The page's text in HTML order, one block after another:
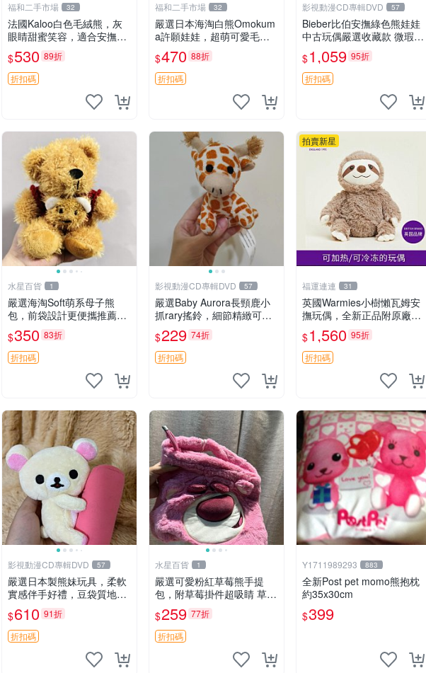
福和二手市場 32
法國Kaloo白色毛絨熊，灰
眼睛甜蜜笑容，適合安撫逗
趣可愛，柔軟面料手感佳。
14 白色安撫熊 毛絨玩具 寶
寶逗樂具
$530 89折
折扣碼
福和二手市場 32
嚴選日本海淘白熊Omokum
a許願娃娃，超萌可愛毛絨
公仔推薦收藏 白熊 Omoku
ma 毛絨玩具 偽裝娃娃 玩具
擺飾
$470 88折
折扣碼
影視動漫CD專輯DVD 57
Bieber比伯安撫綠色熊娃娃
中古玩偶嚴選收藏款 微瑕輕
度使用 Bieber綠熊娃娃 中
古玩偶 微瑕
$1,059 95折
折扣碼
水星百貨 1
嚴選海淘Soft萌系母子熊
包，前袋設計更便攜推薦收
藏 母子熊 軟綿綿 包包
$350 83折
折扣碼
影視動漫CD專輯DVD 57
嚴選Baby Aurora長頸鹿小
抓rary搖鈴，細節精緻可聆
聽清脆鈴音 軟萌可愛 定制
紀念 金屬搖鈴 新手媽咪推
薦 長頸鹿 抓rary 搖鈴
$229 74折
折扣碼
拍賣新星
福運連連 31
英國Warmies小樹懶瓦姆安
撫玩偶，全新正品附原廠吊
牌與防塵袋，內藏薰衣草可
加熱，適合各個年齡層，冷
暖兩用享受抱抱樂趣，不容
錯過嚴選好物 溫暖 冷感
$1,560 95折
折扣碼
影視動漫CD專輯DVD 57
嚴選日本製熊妹玩具，柔軟
實感伴手好禮，豆袋質地手
感佳，抱枕小熊 recom 推薦
白色豆袋 玩具
$610 91折
折扣碼
水星百貨 1
嚴選可愛粉紅草莓熊手提
包，附草莓掛件超吸睛 草莓
熊手提包 草莓掛件 可愛port
unese
$259 77折
折扣碼
Y1711989293 883
全新Post pet momo熊抱枕
約35x30cm
$399